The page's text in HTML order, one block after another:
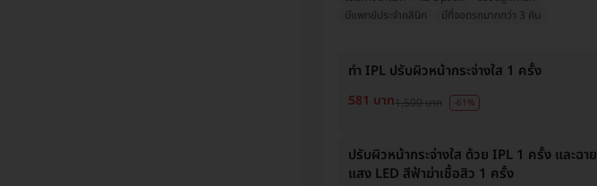
มีแพทย์ประจำคลินิก
มีที่จอดรถมากกว่า 3 คัน
ทำ IPL ปรับผิวหน้ากระจ่างใส 1 ครั้ง
581 บาท1,500 บาท -61%
ปรับผิวหน้ากระจ่างใส ด้วย IPL 1 ครั้ง และฉาย
แสง LED สีฟ้าฆ่าเชื้อสิว 1 ครั้ง